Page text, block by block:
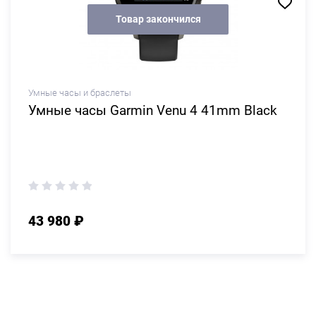
Товар закончился
Умные часы и браслеты
Умные часы Garmin Venu 4 41mm Black
43 980 ₽